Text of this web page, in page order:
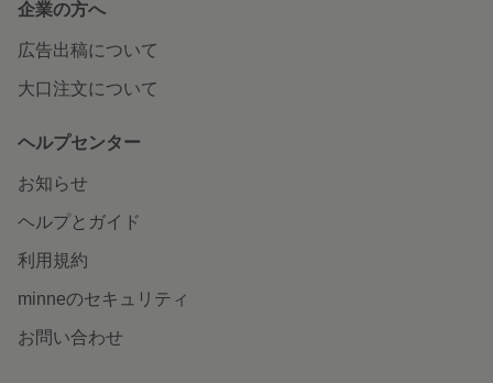
企業の方へ
広告出稿について
大口注文について
ヘルプセンター
お知らせ
ヘルプとガイド
利用規約
minneのセキュリティ
お問い合わせ